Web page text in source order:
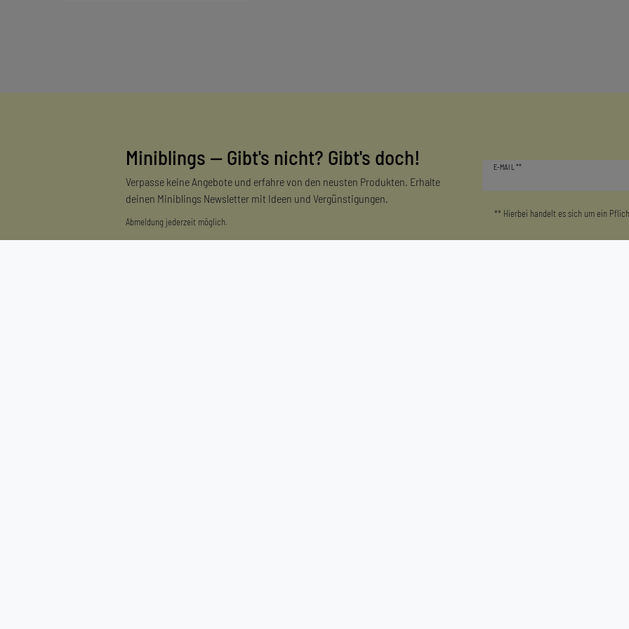
Miniblings — Gibt's nicht? Gibt's doch!
Verpasse keine Angebote und erfahre von den neusten Produkten. Erhalte
deinen Miniblings Newsletter mit Ideen und Vergünstigungen.
Abmeldung jederzeit möglich.
E-MAIL **
Honig
** Hierbei handelt es sich um ein